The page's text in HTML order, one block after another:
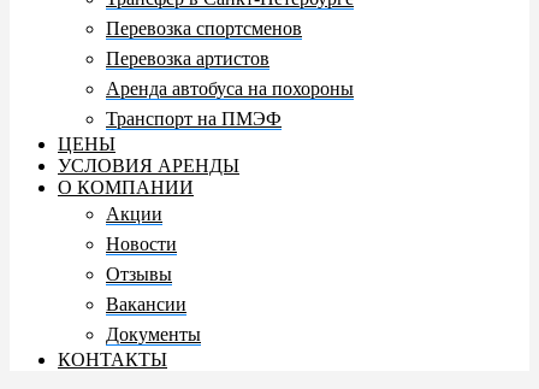
Перевозка спортсменов
Перевозка артистов
Аренда автобуса на похороны
Транспорт на ПМЭФ
ЦЕНЫ
УСЛОВИЯ АРЕНДЫ
О КОМПАНИИ
Акции
Новости
Отзывы
Вакансии
Документы
КОНТАКТЫ